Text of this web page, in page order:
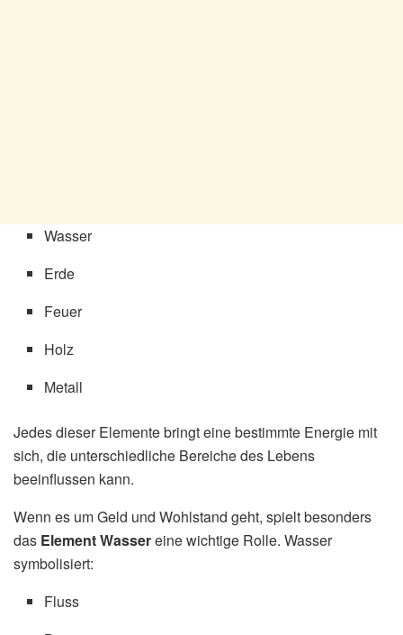
Wasser
Erde
Feuer
Holz
Metall
Jedes dieser Elemente bringt eine bestimmte Energie mit
sich, die unterschiedliche Bereiche des Lebens
beeinflussen kann.
Wenn es um Geld und Wohlstand geht, spielt besonders
das Element Wassereine wichtige Rolle. Wasser
symbolisiert:
Fluss